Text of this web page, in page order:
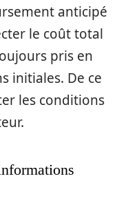
anticipé
le coût total
pris en
initiales. De ce
les conditions